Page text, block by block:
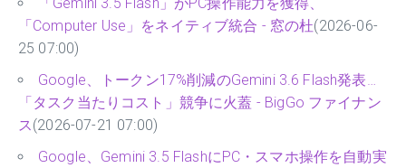
「Gemini 3.5 Flash」がPC操作能力を獲得、
「Computer Use」をネイティブ統合 - 窓の杜(2026-06-
25 07:00)
Google、トークン17%削減のGemini 3.6 Flash発表…
「タスク当たりコスト」競争に火蓋 - BigGo ファイナン
ス(2026-07-21 07:00)
Google、Gemini 3.5 FlashにPC・スマホ操作を自動実